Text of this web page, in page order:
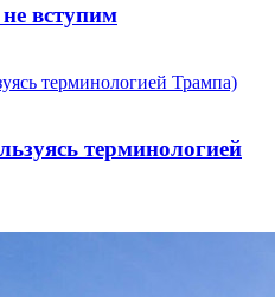
вступим
терминологией